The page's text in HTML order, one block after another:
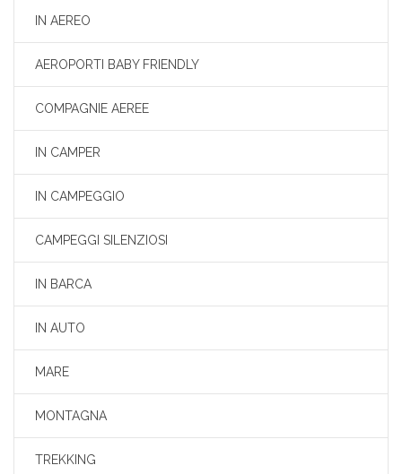
IN AEREO
AEROPORTI BABY FRIENDLY
COMPAGNIE AEREE
IN CAMPER
IN CAMPEGGIO
CAMPEGGI SILENZIOSI
IN BARCA
IN AUTO
MARE
MONTAGNA
TREKKING